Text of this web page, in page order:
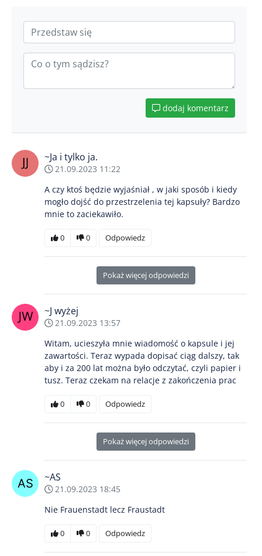
dodaj komentarz
~Ja i tylko ja.
21.09.2023 11:22
A czy ktoś będzie wyjaśniał , w jaki sposób i kiedy
mogło dojść do przestrzelenia tej kapsuły? Bardzo
mnie to zaciekawiło.
0 0 Odpowiedz
Pokaż więcej odpowiedzi
~J wyżej
21.09.2023 13:57
Witam, ucieszyła mnie wiadomość o kapsule i jej
zawartości. Teraz wypada dopisać ciąg dalszy, tak
aby i za 200 lat można było odczytać, czyli papier i
tusz. Teraz czekam na relacje z zakończenia prac
0 0 Odpowiedz
Pokaż więcej odpowiedzi
~AS
21.09.2023 18:45
Nie Frauenstadt lecz Fraustadt
0 0 Odpowiedz